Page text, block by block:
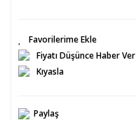
Fiyatı Düşünce Haber Ver
Kıyasla
Paylaş